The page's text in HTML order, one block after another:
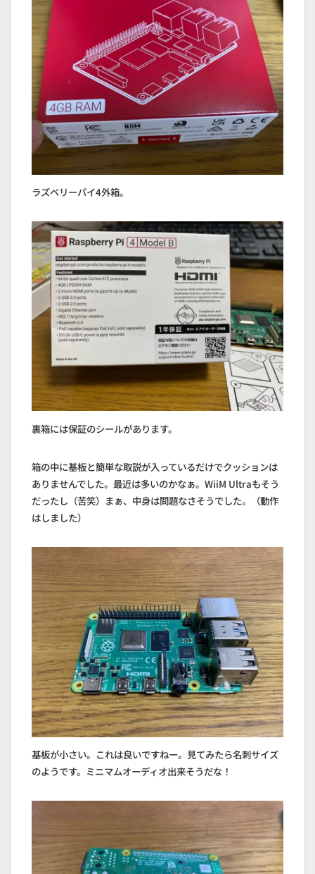
ラズベリーパイ4外箱。
裏箱には保証のシールがあります。
箱の中に基板と簡単な取説が入っているだけでクッションは
ありませんでした。最近は多いのかなぁ。WiiM Ultraもそう
だったし（苦笑）まぁ、中身は問題なさそうでした。（動作
はしました）
基板が小さい。これは良いですねー。見てみたら名刺サイズ
のようです。ミニマムオーディオ出来そうだな！